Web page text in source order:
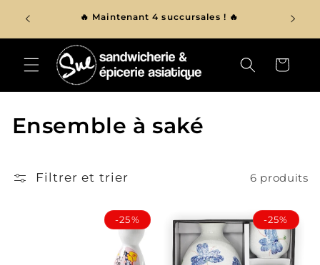
passer
contenu
150$ 🔥 Maintenant 4 succursales ! 🔥
Panier
C
l
Ensemble à saké
Filtrer et trier 6 produits
-25% -25%